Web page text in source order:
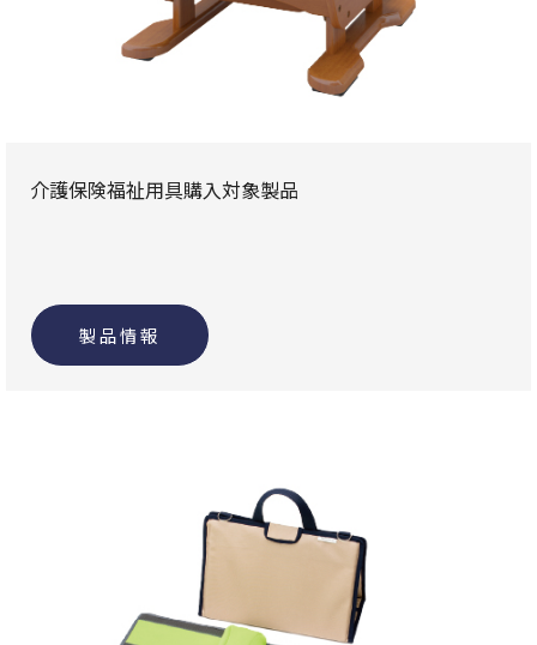
介護保険福祉用具購入対象製品
製品情報